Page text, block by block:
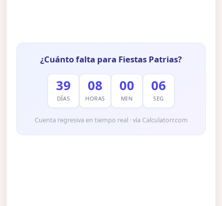
¿Cuánto falta para Fiestas Patrias?
39
DÍAS
08
HORAS
00
MIN
05
SEG
Cuenta regresiva en tiempo real · vía Calculatorr.com